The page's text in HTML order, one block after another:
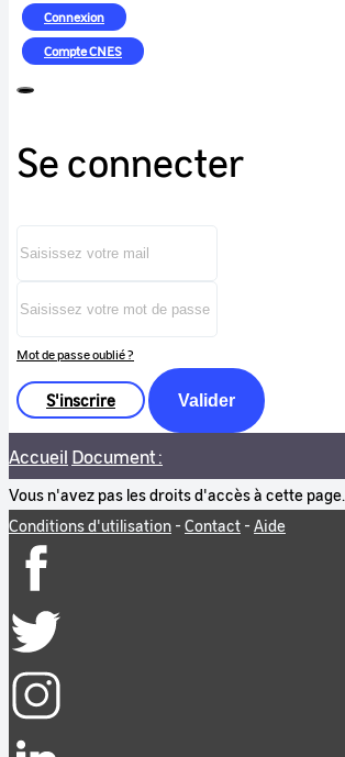
Connexion
CompteCNES
Se connecter
Mot de passe oublié ?
S'inscrire Valider
Accueil Document :
Vous n'avez pas les droits d'accès à cette page.
Conditions d'utilisation - Contact - Aide